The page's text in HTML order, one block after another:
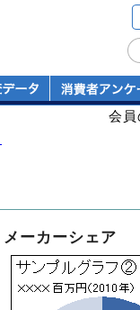
会員
メーカーシェア